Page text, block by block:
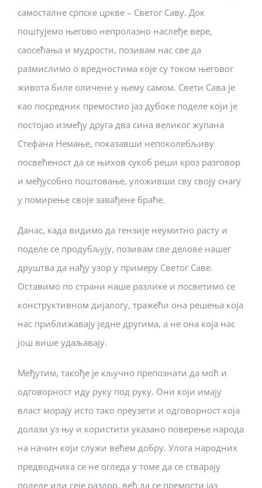
самосталне српске цркве – Светог Саву. Док
поштујемо његово непролазно наслеђе вере,
саосећања и мудрости, позивам нас све да
размислимо о вредностима које су током његовог
живота биле оличене у њему самом. Свети Сава је
као посредник премостио јаз дубоке поделе који је
постојао између друга два сина великог жупана
Стефана Немање, показавши непоколебљиву
посвећеност да се њихов сукоб реши кроз разговор
и међусобно поштовање, уложивши сву своју снагу
у помирење своје завађене браће.
Данас, када видимо да тензије неумитно расту и
поделе се продубљују, позивам све делове нашег
друштва да нађу узор у примеру Светог Саве.
Оставимо по страни наше разлике и посветимо се
конструктивном дијалогу, тражећи она решења која
нас приближавају једне другима, а не она која нас
још више удаљавају.
Међутим, такође је кључно препознати да моћ и
одговорност иду руку под руку. Они који имају
власт морају исто тако преузети и одговорност која
долази уз њу и користити указано поверење народа
на начин који служи већем добру. Улога народних
предводника се не огледа у томе да се стварају
поделе или сеје раздор, већ да се премости јаз